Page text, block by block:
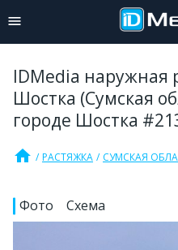
IDMedia наружная
Шостка (Сумская
городе Шостка
home РАСТЯЖКА СУМСКАЯ
Фото Схема